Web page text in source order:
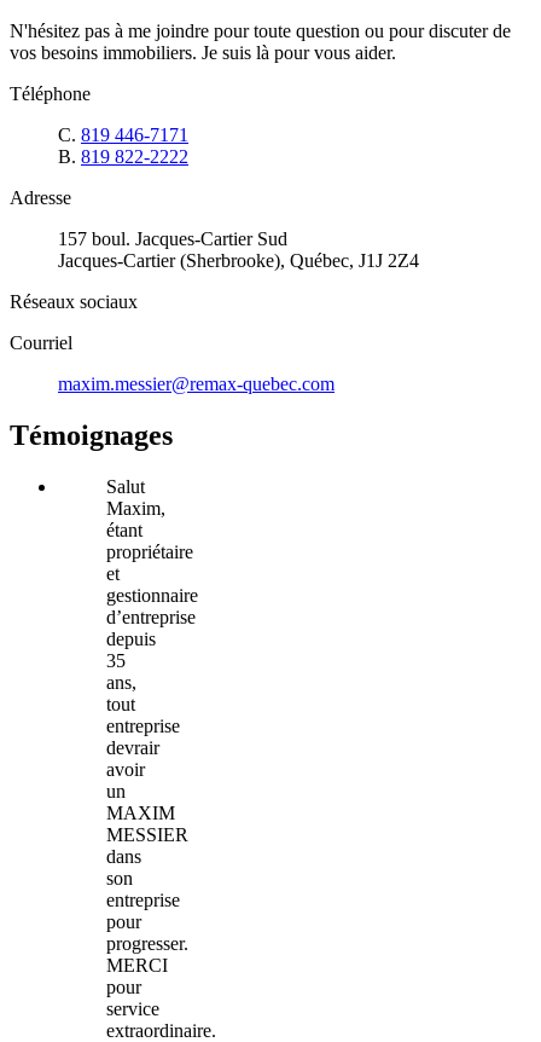
N'hésitez pas à me joindre pour toute question ou pour discuter de
vos besoins immobiliers. Je suis là pour vous aider.
Téléphone
C. 819 446-7171
B. 819 822-2222
Adresse
157 boul. Jacques-Cartier Sud
Jacques-Cartier (Sherbrooke), Québec, J1J 2Z4
Réseaux sociaux
Courriel
maxim.messier@remax-quebec.com
Témoignages
Salut
Maxim,
étant
propriétaire
et
gestionnaire
d’entreprise
depuis
35
ans,
tout
entreprise
devrair
avoir
un
MAXIM
MESSIER
dans
son
entreprise
pour
progresser.
MERCI
pour
service
extraordinaire.